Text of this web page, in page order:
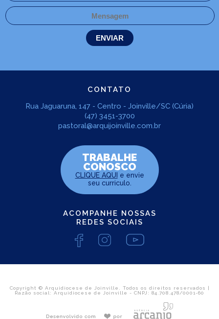
CONTATO
Rua Jaguaruna, 147 - Centro - Joinville/SC (Cúria)
(47) 3451-3700
pastoral@arquijoinville.com.br
TRABALHE
CONOSCO
CLIQUE AQUI e envie
seu curriculo.
ACOMPANHE NOSSAS
REDES SOCIAIS
Copyright © Arquidiocese de Joinville. Todos os direitos reservados |
Razão social: Arquidiocese de Joinville - CNPJ: 84.708.478/0001-60